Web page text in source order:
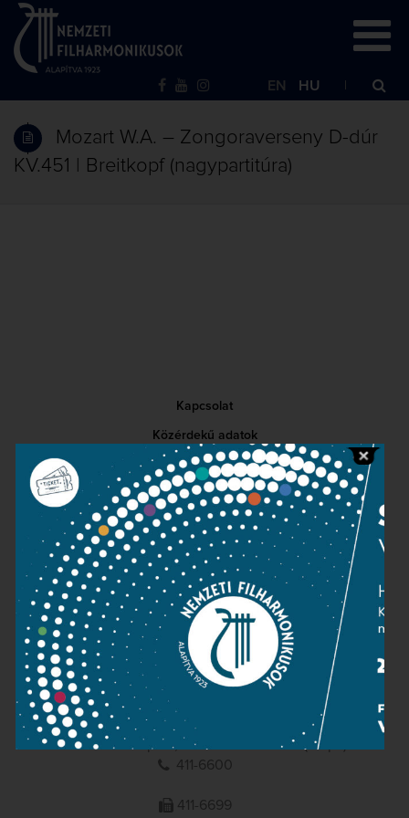
EN HU
Mozart W.A. – Zongoraverseny D-dúr
KV.451 | Breitkopf (nagypartitúra)
Kapcsolat
Közérdekű adatok
Sajtószoba
Adatvédelem
Impresszum
NEMZETI
FILHARMONIKUSOK
1095 Budapest, Komor Marcell u. 1. (Müpa)
411-6600
411-6699